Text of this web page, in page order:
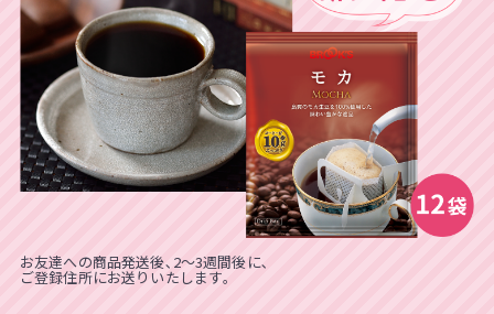
お友達への商品発送後､2～3週間後に､
ご登録住所にお送りいたします｡